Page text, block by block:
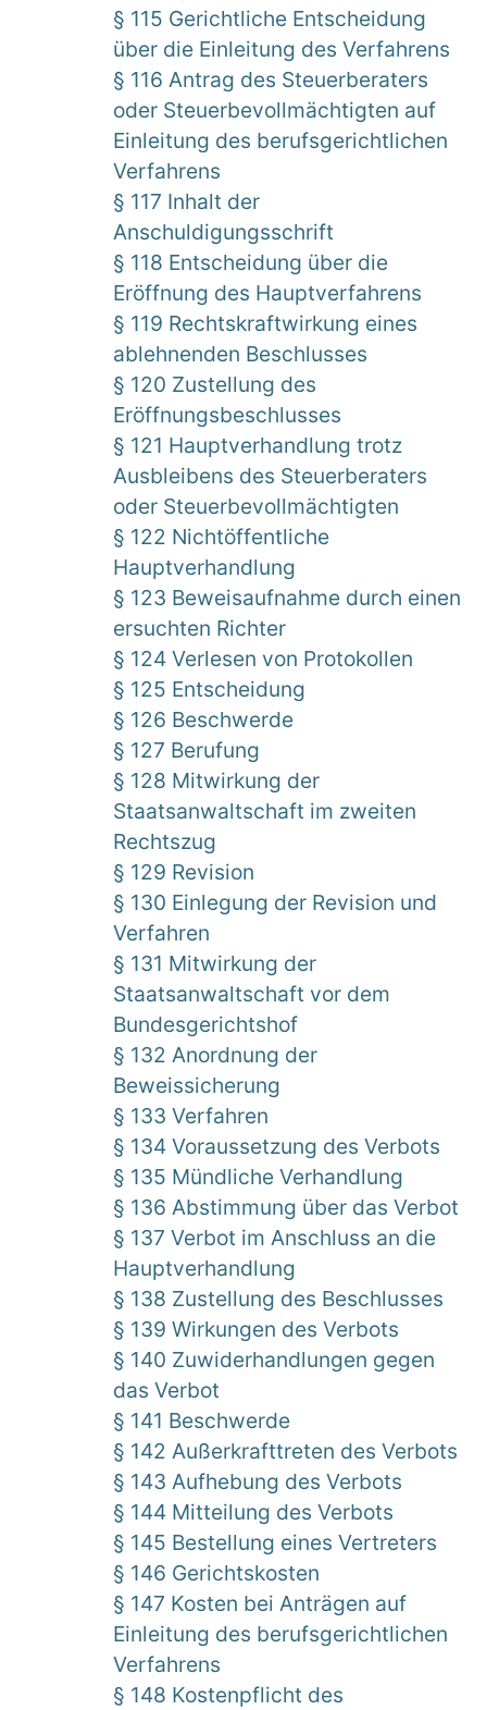
§ 115 Gerichtliche Entscheidung
über die Einleitung des Verfahrens
§ 116 Antrag des Steuerberaters
oder Steuerbevollmächtigten auf
Einleitung des berufsgerichtlichen
Verfahrens
§ 117 Inhalt der
Anschuldigungsschrift
§ 118 Entscheidung über die
Eröffnung des Hauptverfahrens
§ 119 Rechtskraftwirkung eines
ablehnenden Beschlusses
§ 120 Zustellung des
Eröffnungsbeschlusses
§ 121 Hauptverhandlung trotz
Ausbleibens des Steuerberaters
oder Steuerbevollmächtigten
§ 122 Nichtöffentliche
Hauptverhandlung
§ 123 Beweisaufnahme durch einen
ersuchten Richter
§ 124 Verlesen von Protokollen
§ 125 Entscheidung
§ 126 Beschwerde
§ 127 Berufung
§ 128 Mitwirkung der
Staatsanwaltschaft im zweiten
Rechtszug
§ 129 Revision
§ 130 Einlegung der Revision und
Verfahren
§ 131 Mitwirkung der
Staatsanwaltschaft vor dem
Bundesgerichtshof
§ 132 Anordnung der
Beweissicherung
§ 133 Verfahren
§ 134 Voraussetzung des Verbots
§ 135 Mündliche Verhandlung
§ 136 Abstimmung über das Verbot
§ 137 Verbot im Anschluss an die
Hauptverhandlung
§ 138 Zustellung des Beschlusses
§ 139 Wirkungen des Verbots
§ 140 Zuwiderhandlungen gegen
das Verbot
§ 141 Beschwerde
§ 142 Außerkrafttreten des Verbots
§ 143 Aufhebung des Verbots
§ 144 Mitteilung des Verbots
§ 145 Bestellung eines Vertreters
§ 146 Gerichtskosten
§ 147 Kosten bei Anträgen auf
Einleitung des berufsgerichtlichen
Verfahrens
§ 148 Kostenpflicht des